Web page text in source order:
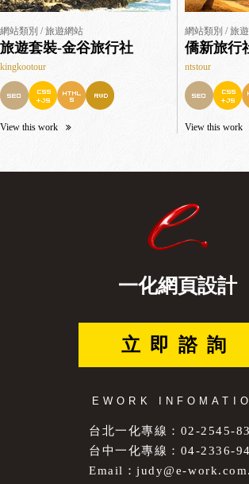
網站類別 / 旅遊網站
旅遊套裝-金谷旅行社
kingkootour
View this work
網站類別 / 旅
僑新旅行
ntstour
View this work
一化網頁設計
立即諮詢
EWORK
台北一化專線：02-2545-
台中一化專線：04-2336-
Email：judy@e-